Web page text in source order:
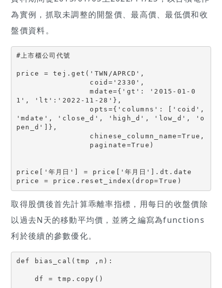
為實例，抓取未調整的開盤價、最高價、最低價和收
盤價資料。
#上市櫃公司代號
price = tej.get('TWN/APRCD',
                coid='2330',
                mdate={'gt': '2015-01-0
1', 'lt':'2022-11-28'},
'mdate', 'close_d', 'high_d', 'low_d', 'o
pen_d']},
                paginate=True)
price['年月日'] = price['年月日'].dt.date
price = price.reset_index(drop=True)
取得股價後首先計算乖離率指標，用每日的收盤價除
以過去N天的移動平均價，並將之編寫為functions
利於後續的參數優化。
def bias_cal(tmp ,n):
    df = tmp.copy()